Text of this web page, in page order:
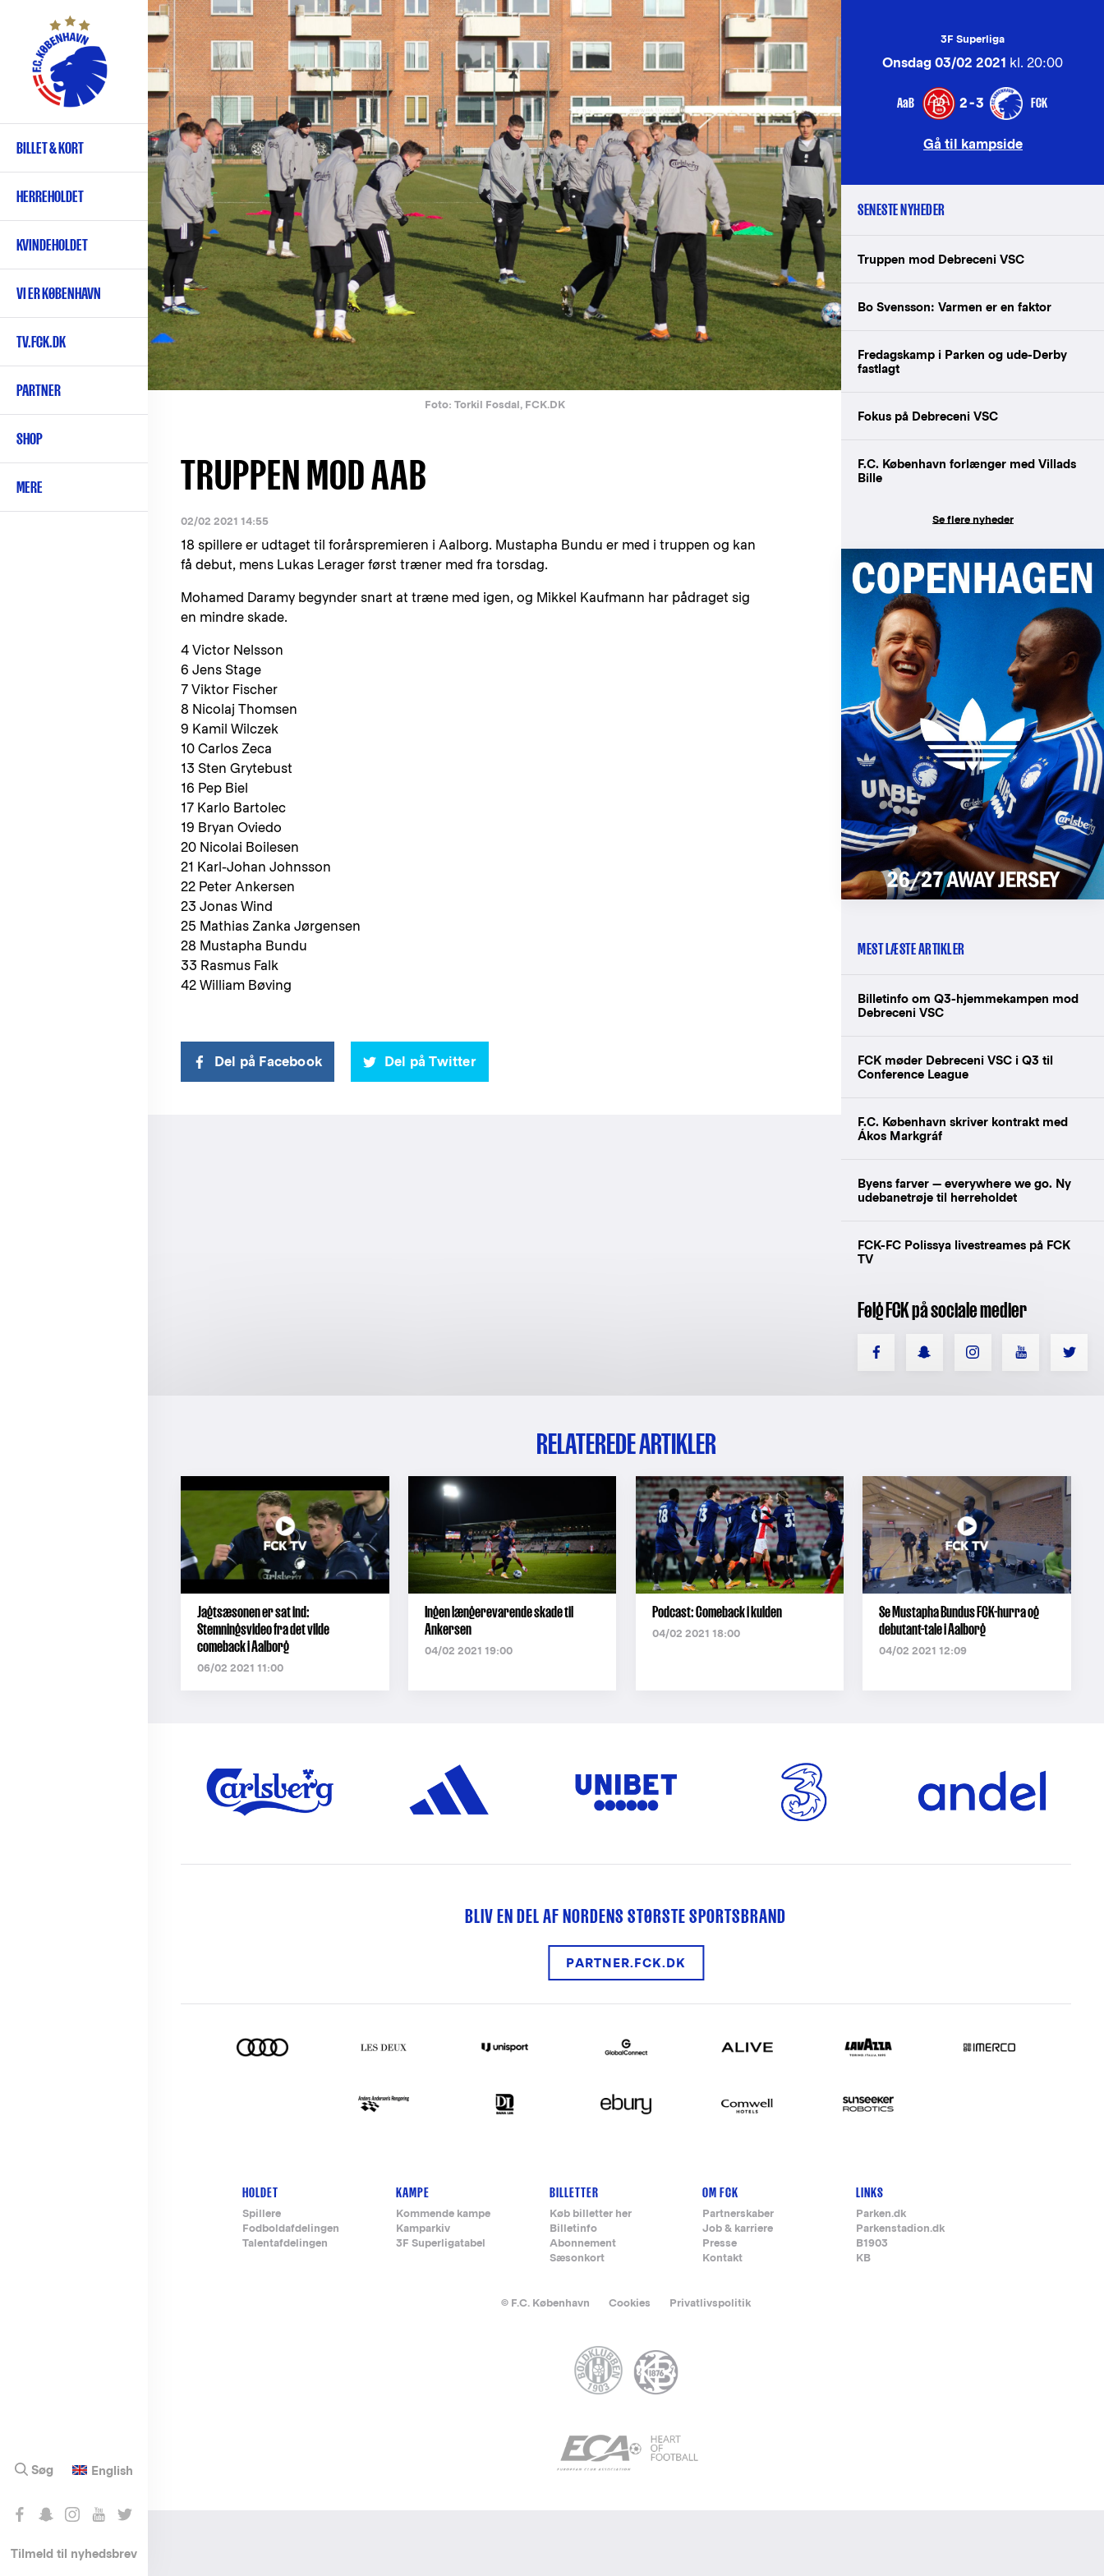
hovedindhold
Primær
navigation
BILLET & KORT
HERREHOLDET
KVINDEHOLDET
VI ER KØBENHAVN
TV.FCK.DK
PARTNER
SHOP
MERE
English
Tilmeld til nyhedsbrev
Søg
Foto: Torkil Fosdal, FCK.DK
TRUPPEN MOD AAB
02/02 2021 14:55
18 spillere er udtaget til forårspremieren i Aalborg. Mustapha Bundu er med i truppen og kan
få debut, mens Lukas Lerager først træner med fra torsdag.
Mohamed Daramy begynder snart at træne med igen, og Mikkel Kaufmann har pådraget sig
en mindre skade.
4 Victor Nelsson
6 Jens Stage
7 Viktor Fischer
8 Nicolaj Thomsen
9 Kamil Wilczek
10 Carlos Zeca
13 Sten Grytebust
16 Pep Biel
17 Karlo Bartolec
19 Bryan Oviedo
20 Nicolai Boilesen
21 Karl-Johan Johnsson
22 Peter Ankersen
23 Jonas Wind
25 Mathias Zanka Jørgensen
28 Mustapha Bundu
33 Rasmus Falk
42 William Bøving
Del på Facebook Del på Twitter
3F Superliga
Onsdag 03/02 2021 kl. 20:00
AaB 2-3 FCK
Gå til kampside
SENESTE NYHEDER
Truppen mod Debreceni VSC
Bo Svensson: Varmen er en faktor
Fredagskamp i Parken og ude-Derby
fastlagt
Fokus på Debreceni VSC
F.C. København forlænger med Villads
Bille
Se flere nyheder
MEST LÆSTE ARTIKLER
Billetinfo om Q3-hjemmekampen mod
Debreceni VSC
FCK møder Debreceni VSC i Q3 til
Conference League
F.C. København skriver kontrakt med
Ákos Markgráf
Byens farver — everywhere we go. Ny
udebanetrøje til herreholdet
FCK-FC Polissya livestreames på FCK
TV
Følg FCK på sociale medier
RELATEREDE ARTIKLER
Jagtsæsonen er sat ind:
Stemningsvideo fra det vilde
comeback i Aalborg
06/02 2021 11:00
Ingen længerevarende skade til
Ankersen
04/02 2021 19:00
Podcast: Comeback i kulden
04/02 2021 18:00
Se Mustapha Bundus FCK-hurra og
debutant-tale i Aalborg
04/02 2021 12:09
BLIV EN DEL AF NORDENS STØRSTE SPORTSBRAND
PARTNER.FCK.DK
Footer-
menu
HOLDET
Spillere
Fodboldafdelingen
Talentafdelingen
KAMPE
Kommende kampe
Kamparkiv
3F Superligatabel
BILLETTER
Køb billetter her
Billetinfo
Abonnement
Sæsonkort
OM FCK
Partnerskaber
Job & karriere
Presse
Kontakt
LINKS
Parken.dk
Parkenstadion.dk
B1903
KB
© F.C. København Cookies Privatlivspolitik